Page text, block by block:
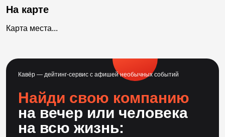
На карте
Карта места...
Кавёр — дейтинг-сервис с афишей необычных событий
Найди свою компанию
на вечер или человека
на всю жизнь: